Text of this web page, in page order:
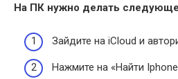
На ПК нужно делать
Зайдите на iCloud и
Нажмите на «Найти